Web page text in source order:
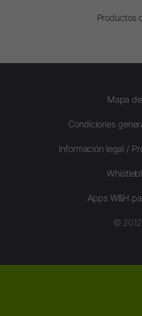
Productos
Mapa
Condiciones
Información legal /
Apps W&H
©